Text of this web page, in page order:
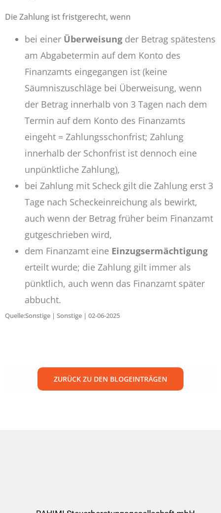
Die Zahlung ist fristgerecht, wenn
bei einer Überweisung der Betrag spätestens
am Abgabetermin auf dem Konto des
Finanzamts eingegangen ist (keine
Säumniszuschläge bei Überweisung, wenn
der Betrag innerhalb von 3 Tagen nach dem
Termin auf dem Konto des Finanzamts
eingeht = Zahlungsschonfrist; Zahlung
innerhalb der Schonfrist ist dennoch eine
unpünktliche Zahlung),
bei Zahlung mit Scheck gilt die Zahlung erst 3
Tage nach Scheckeinreichung als bewirkt,
auch wenn der Betrag früher beim Finanzamt
gutgeschrieben wird,
dem Finanzamt eine Einzugsermächtigung
erteilt wurde; die Zahlung gilt immer als
pünktlich, auch wenn das Finanzamt später
abbucht.
Quelle:Sonstige | Sonstige | 02-06-2025
ZURÜCK ZU DEN BLOGEINTRÄGEN